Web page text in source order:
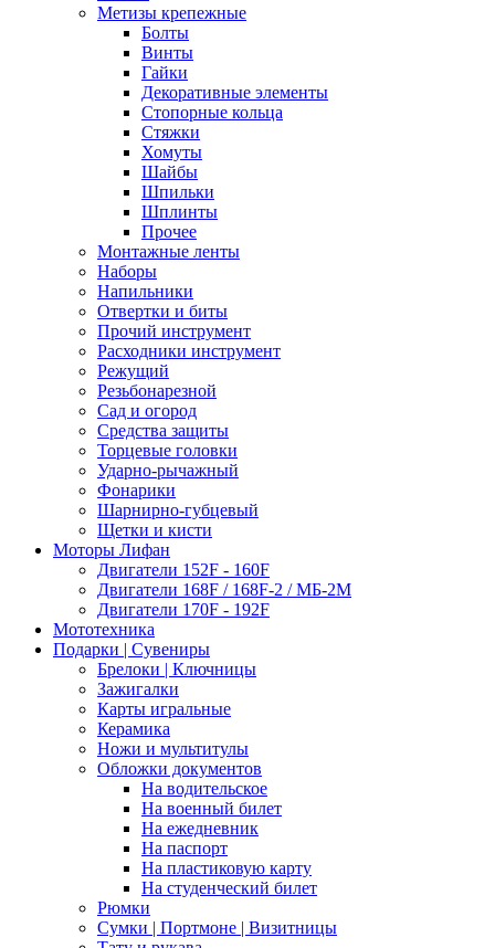
Метизы крепежные
Болты
Винты
Гайки
Декоративные элементы
Стопорные кольца
Стяжки
Хомуты
Шайбы
Шпильки
Шплинты
Прочее
Монтажные ленты
Наборы
Напильники
Отвертки и биты
Прочий инструмент
Расходники инструмент
Режущий
Резьбонарезной
Сад и огород
Средства защиты
Торцевые головки
Ударно-рычажный
Фонарики
Шарнирно-губцевый
Щетки и кисти
Моторы Лифан
Двигатели 152F - 160F
Двигатели 168F / 168F-2 / МБ-2М
Двигатели 170F - 192F
Мототехника
Подарки | Сувениры
Брелоки | Ключницы
Зажигалки
Карты игральные
Керамика
Ножи и мультитулы
Обложки документов
На водительское
На военный билет
На ежедневник
На паспорт
На пластиковую карту
На студенческий билет
Рюмки
Сумки | Портмоне | Визитницы